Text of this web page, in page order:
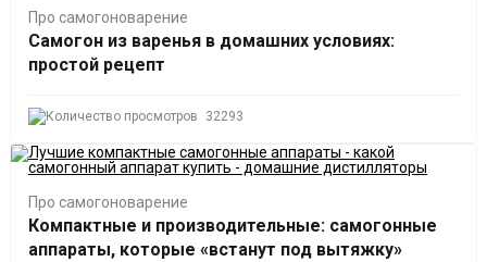
Про самогоноварение
Самогон из варенья в домашних условиях:
простой рецепт
32293
Про самогоноварение
Компактные и производительные: самогонные
аппараты, которые «встанут под вытяжку»